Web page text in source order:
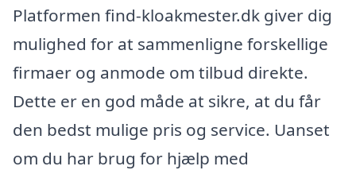
Platformen find-kloakmester.dk giver dig
mulighed for at sammenligne forskellige
firmaer og anmode om tilbud direkte.
Dette er en god måde at sikre, at du får
den bedst mulige pris og service. Uanset
om du har brug for hjælp med